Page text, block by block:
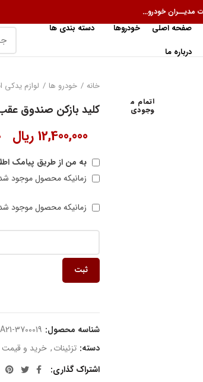
مدیــران خودرو...
صفحه اصلی
خودروها
دسته بندی ها
درباره ما
اتمام م
وجودی
خانه خودرو ها لوازم یدکی
کلید بازکن صندوق عقب
12,400,000 ریال
به من از طریق پیامک
زمانیکه محصول موجود
زمانیکه محصول موجود
ثبت
شناسه محصول: A21-3700019
دسته: تزئینات, خرید و قیمت
اشتراک گذاری